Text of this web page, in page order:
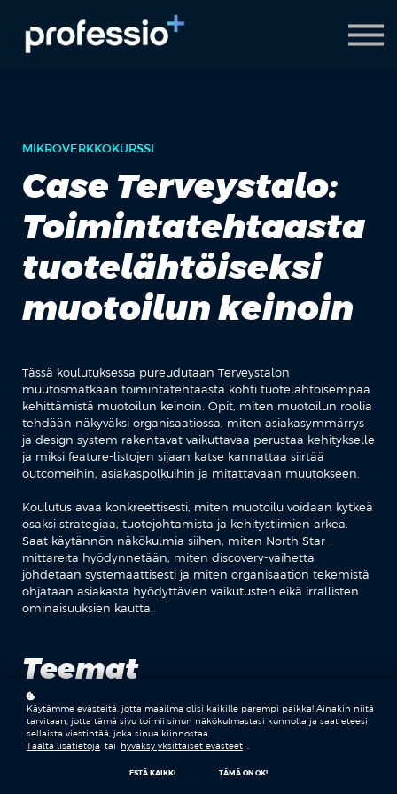
AI Coach
Pyydä demo
MIKROVERKKOKURSSI
Case Terveystalo:
Toimintatehtaasta
tuotelähtöiseksi
muotoilun keinoin
Tässä koulutuksessa pureudutaan Terveystalon
muutosmatkaan toimintatehtaasta kohti tuotelähtöisempää
kehittämistä muotoilun keinoin. Opit, miten muotoilun roolia
tehdään näkyväksi organisaatiossa, miten asiakasymmärrys
ja design system rakentavat vaikuttavaa perustaa kehitykselle
ja miksi feature-listojen sijaan katse kannattaa siirtää
outcomeihin, asiakaspolkuihin ja mitattavaan muutokseen.
Koulutus avaa konkreettisesti, miten muotoilu voidaan kytkeä
osaksi strategiaa, tuotejohtamista ja kehitystiimien arkea.
Saat käytännön näkökulmia siihen, miten North Star -
mittareita hyödynnetään, miten discovery-vaihetta
johdetaan systemaattisesti ja miten organisaation tekemistä
ohjataan asiakasta hyödyttävien vaikutusten eikä irrallisten
ominaisuuksien kautta.
Teemat
PALVELUMUOTOILU
TUOTELÄHTÖISYYS
Käytämme evästeitä, jotta maailma olisi kaikille parempi paikka! Ainakin niitä
tarvitaan, jotta tämä sivu toimii sinun näkökulmastasi kunnolla ja saat eteesi
sellaista viestintää, joka sinua kiinnostaa.
Täältä lisätietoja tai hyväksy yksittäiset evästeet
ESTÄ KAIKKI TÄMÄ ON OK!